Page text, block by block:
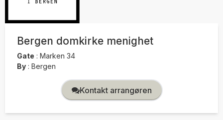
Bergen domkirke menighet
Gate : Marken 34
By : Bergen
Kontakt arrangøren